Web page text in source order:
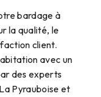
bardage à
la qualité, le
client.
avec un
des experts
Pyrauboise et